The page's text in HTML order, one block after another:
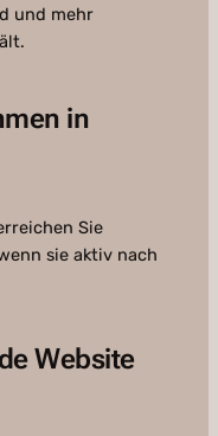
und mehr
in
Sie
sie aktiv nach
Website